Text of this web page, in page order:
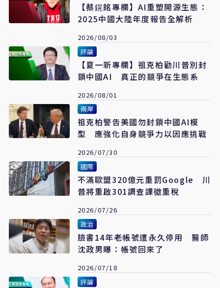
【蔡鎤銘專欄】AI重塑開源生態：
2025中國大陸年度報告全解析
2026/08/03
評論
【夏一新專欄】祖克柏勸川普別封
鎖中國AI 真正的競爭在生態系
2026/08/01
兩岸
祖克柏警告美國勿封鎖中國AI模
型 應強化自身競爭力以因應挑戰
2026/07/30
國際
不滿歐盟320億元重罰Google 川
普將重啟301調查課徵重稅
2026/07/26
政治
臉書14年老帳號遭永久停用 醫師
沈政男曝：帳號回來了
2026/07/18
評論